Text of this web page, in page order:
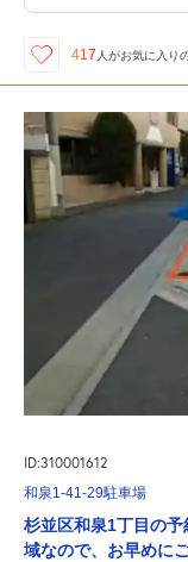
417 人がお気に入り
ID:310001612
和泉1-41-29駐車場
杉並区和泉1丁目の
域なので、お早めに